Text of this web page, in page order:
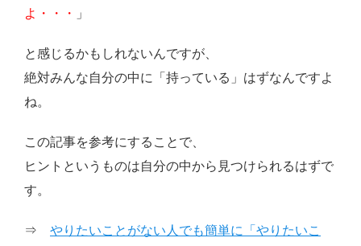
よ・・・
」
と感じるかもしれないんですが、
絶対みんな自分の中に「持っている」はずなんですよ
ね。
この記事を参考にすることで、
ヒントというものは自分の中から見つけられるはずで
す。
⇒ やりたいことがない人でも簡単に「やりたいこ